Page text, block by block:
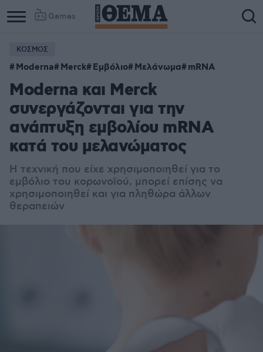
Games
ΚΟΣΜΟΣ
Moderna Merck Εμβόλιο Μελάνωμα mRNA
Moderna και Merck
συνεργάζονται για την
ανάπτυξη εμβολίου mRNA
κατά του μελανώματος
H τεχνική που είχε χρησιμοποιηθεί για το
εμβόλιο του κορωνοϊού, μπορεί επίσης να
χρησιμοποιηθεί και για πληθώρα άλλων
θεραπειών